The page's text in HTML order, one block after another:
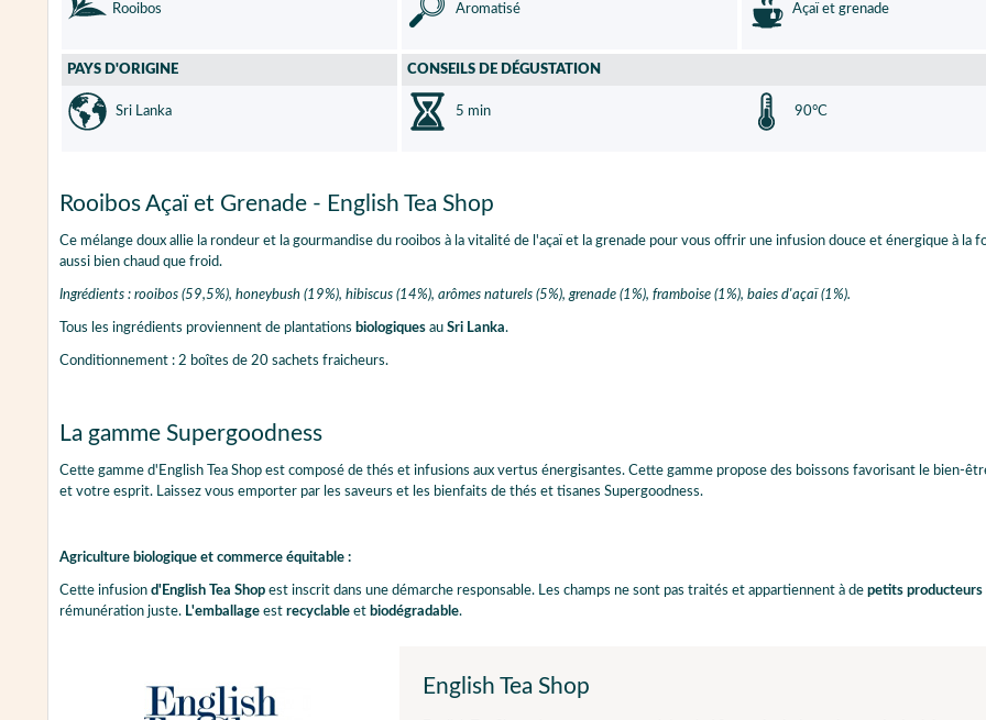
Rooibos Aromatisé Açaï et grenade
PAYS D'ORIGINE
Sri Lanka
CONSEILS DE DÉGUSTATION
5 min 90°C
Rooibos Açaï et Grenade - English Tea Shop
Ce mélange doux allie la rondeur et la gourmandise du rooibos à la vitalité de l'açaï et la grenade pour vous offrir une infusion douce et énergique à
aussi bien chaud que froid.
Ingrédients : rooibos (59,5%), honeybush (19%), hibiscus (14%), arômes naturels (5%), grenade (1%), framboise (1%), baies d'açaï (1%).
Tous les ingrédients proviennent de plantations biologiques au Sri Lanka.
Conditionnement : 2 boîtes de 20 sachets fraicheurs.
La gamme Supergoodness
Cette gamme d'English Tea Shop est composé de thés et infusions aux vertus énergisantes. Cette gamme propose des boissons favorisant le bien-
et votre esprit. Laissez vous emporter par les saveurs et les bienfaits de thés et tisanes Supergoodness.
Agriculture biologique et commerce équitable :
Cette infusion d'English Tea Shop est inscrit dans une démarche responsable. Les champs ne sont pas traités et appartiennent à de petits producteurs
rémunération juste. L'emballage est recyclable et biodégradable.
English Tea Shop